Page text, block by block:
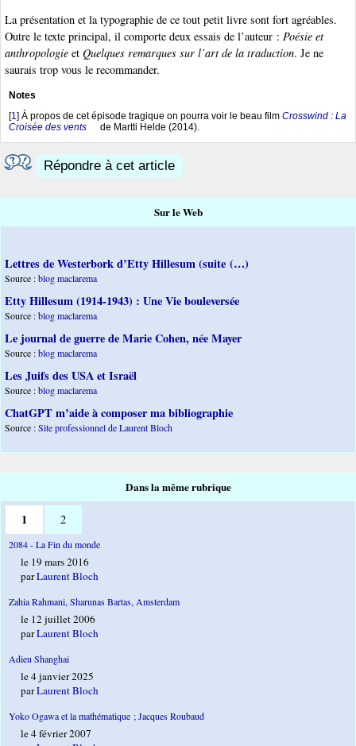
La présentation et la typographie de ce tout petit livre sont fort agréables.
Outre le texte principal, il comporte deux essais de l’auteur : Poésie et
anthropologie et Quelques remarques sur l’art de la traduction. Je ne
saurais trop vous le recommander.
Notes
[1 ] À propos de cet épisode tragique on pourra voir le beau film Crosswind : La
Croisée des vents
de Martti Helde (2014).
Répondre à cet article
Sur le Web
Lettres de Westerbork d’Etty Hillesum (suite (…)
Source :blog maclarema
Etty Hillesum (1914-1943) : Une Vie bouleversée
Source :blog maclarema
Le journal de guerre de Marie Cohen, née Mayer
Source :blog maclarema
Les Juifs des USA et Israël
Source :blog maclarema
ChatGPT m’aide à composer ma bibliographie
Source :Site professionnel de Laurent Bloch
Dans la même rubrique
1 2
2084 - La Fin du monde
le 19 mars 2016
parLaurent Bloch
Zahia Rahmani, Sharunas Bartas, Amsterdam
le 12 juillet 2006
parLaurent Bloch
Adieu Shanghai
le 4 janvier 2025
parLaurent Bloch
Yoko Ogawa et la mathématique ; Jacques Roubaud
le 4 février 2007